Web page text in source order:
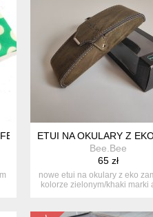
W GROCHY PRL
ETUI NA OKULARY Z
Bee.Bee
65 zł
nowe etui na okulary z eko
kolorze zielonym/khaki marki